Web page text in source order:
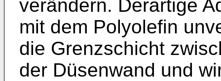
verändern. Derartige
mit dem Polyolefin
die Grenzschicht
der Düsenwand und